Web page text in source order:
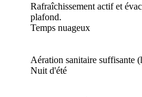
Rafraîchissement actif et
plafond.
Temps nuageux
Aération sanitaire suffisante
Nuit d'été